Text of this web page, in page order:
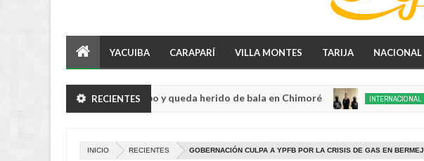
YACUIBA CARAPARÍ VILLA MONTES TARIJA NACIONAL
RECIENTES
sufre violento robo y queda herido de bala en Chimoré INTERNACIONAL
INICIO RECIENTES GOBERNACIÓN CULPA A YPFB POR LA CRISIS DE GAS EN